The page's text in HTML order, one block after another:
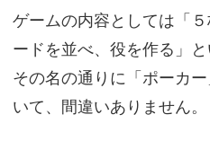
ゲームの内容としては「
ードを並べ、役を作る」と
その名の通りに「ポーカ
いて、間違いありません。